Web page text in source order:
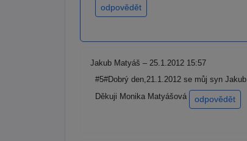
odpovědět
Jakub Matyáš – 25.1.2012 15:57
#5#Dobrý den,21.1.2012 se můj syn
Děkuji Monika Matyášová
odpovědět